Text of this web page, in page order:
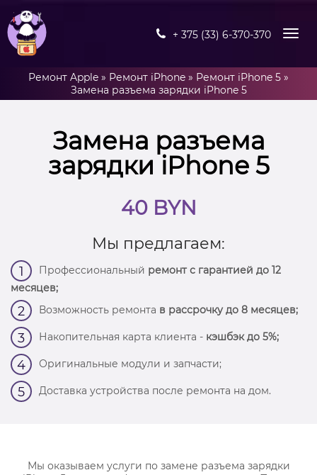
+ 375 (33) 6-370-370
Ремонт Apple » Ремонт iPhone » Ремонт iPhone 5 »
Замена разъема зарядки iPhone 5
Замена разъема
зарядки iPhone 5
40 BYN
Мы предлагаем:
1 Профессиональный ремонт с гарантией до 12
месяцев;
2 Возможность ремонта в рассрочку до 8 месяцев;
3 Накопительная карта клиента - кэшбэк до 5%;
4 Оригинальные модули и запчасти;
5 Доставка устройства после ремонта на дом.
Мы оказываем услуги по замене разъема зарядки